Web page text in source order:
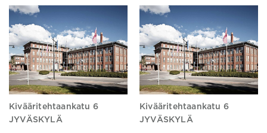
Kivääritehtaankatu 6
JYVÄSKYLÄ
Kivääritehtaankatu 6
JYVÄSKYLÄ